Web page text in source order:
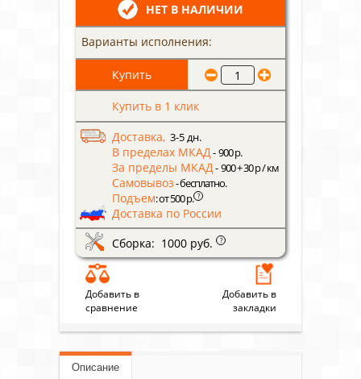
НЕТ В НАЛИЧИИ
Варианты исполнения:
Купить в 1 клик
Доставка, 3-5 дн.
В пределах МКАД- 900 р.
За пределы МКАД- 900 + 30 р / км
Самовывоз- бесплатно.
Подъем: от 500 р. ?
Доставка по России
Сборка: 1000 руб.
?
Добавить в
сравнение
Добавить в
закладки
Описание